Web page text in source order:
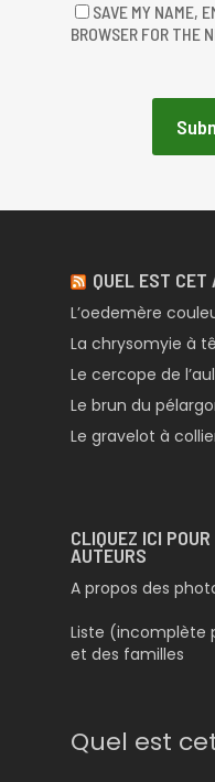
SAVE MY NAME,
BROWSER FOR THE
QUEL EST CET
L’oedemère
La chrysomyie à
Le cercope de
Le brun du
Le gravelot à
CLIQUEZ ICI
AUTEURS
A propos des
Liste (incomplète
et des familles
Quel est